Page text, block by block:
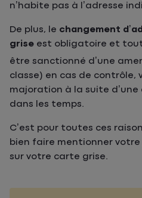
n’habite pas à l’adresse
De plus, le changement
grise est obligatoire et
être sanctionné d’une
classe) en cas de contrôle,
majoration à la suite
dans les temps.
C’est pour toutes ces
bien faire mentionner votre
sur votre carte grise.